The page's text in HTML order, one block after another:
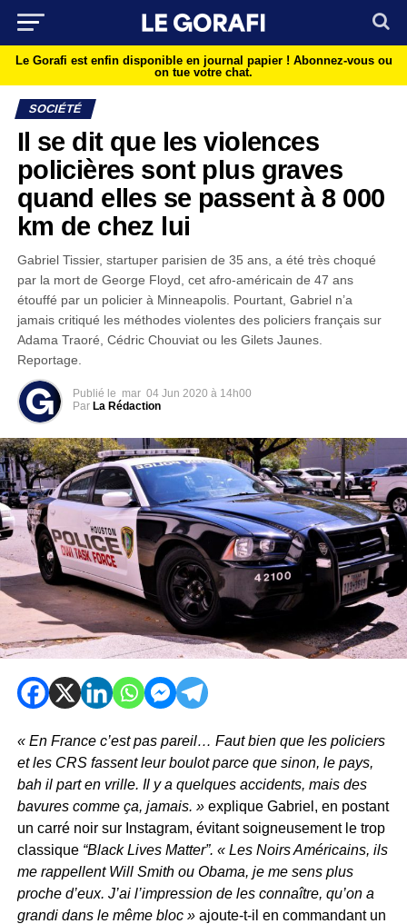
Le Gorafi est enfin disponible en journal papier ! Abonnez-vous ou
on tue votre chat.
SOCIÉTÉ
Il se dit que les violences
policières sont plus graves
quand elles se passent à 8 000
km de chez lui
Gabriel Tissier, startuper parisien de 35 ans, a été très choqué
par la mort de George Floyd, cet afro-américain de 47 ans
étouffé par un policier à Minneapolis. Pourtant, Gabriel n’a
jamais critiqué les méthodes violentes des policiers français sur
Adama Traoré, Cédric Chouviat ou les Gilets Jaunes.
Reportage.
Publié le mar 04 Jun 2020 à 14h00
Par La Rédaction
« En France c’est pas pareil… Faut bien que les policiers
et les CRS fassent leur boulot parce que sinon, le pays,
bah il part en vrille. Il y a quelques accidents, mais des
bavures comme ça, jamais. » explique Gabriel, en postant
un carré noir sur Instagram, évitant soigneusement le trop
classique“Black Lives Matter”. « Les Noirs Américains, ils
me rappellent Will Smith ou Obama, je me sens plus
proche d’eux. J’ai l’impression de les connaître, qu’on a
grandi dans le même bloc » ajoute-t-il en commandant un